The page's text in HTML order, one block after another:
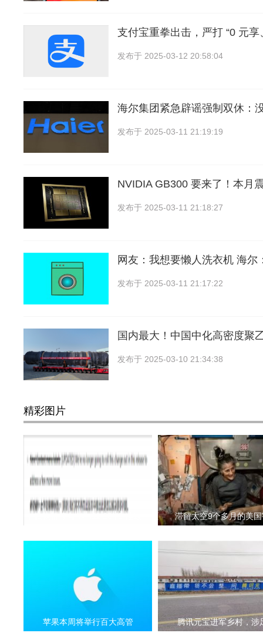
支付宝重拳出击，严打 “0 元享
发布于 2025-03-12 20:58:04
海尔集团紧急辟谣强制双休：
发布于 2025-03-11 21:19:19
NVIDIA GB300 要来了！本月
发布于 2025-03-11 21:18:27
网友：我想要懒人洗衣机 海尔
发布于 2025-03-11 21:17:22
国内最大！中国中化高密度聚
发布于 2025-03-10 21:34:38
精彩图片
微软暂停向 Win11 23H2 推送 滞留太空9个多月的美
苹果本周将举行百大高管 腾讯元宝进军乡村，涉